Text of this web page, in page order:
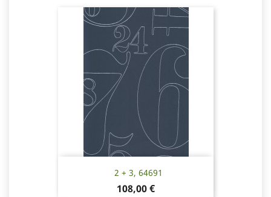
2 + 3, 64691
Pris
108,00 €